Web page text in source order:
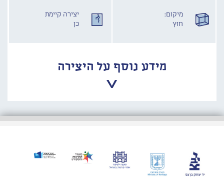
מיקום:
חוץ
יצירה קיימת
כן
מידע נוסף על היצירה